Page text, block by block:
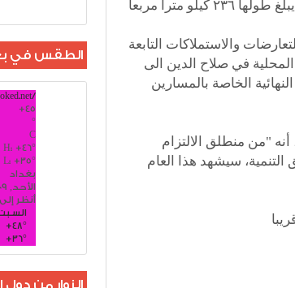
والاستملاكات التابعة
في صلاح الدين الى
الخاصة بالمسارين
"من منطلق الالتزام
لمشروع طريق التنمية، سيشهد هذا العام
الطقس في
+45
°
C
H: +46°
L: +35°
بغداد
الأحد, 09 آب
أنظر
+48°
+36°